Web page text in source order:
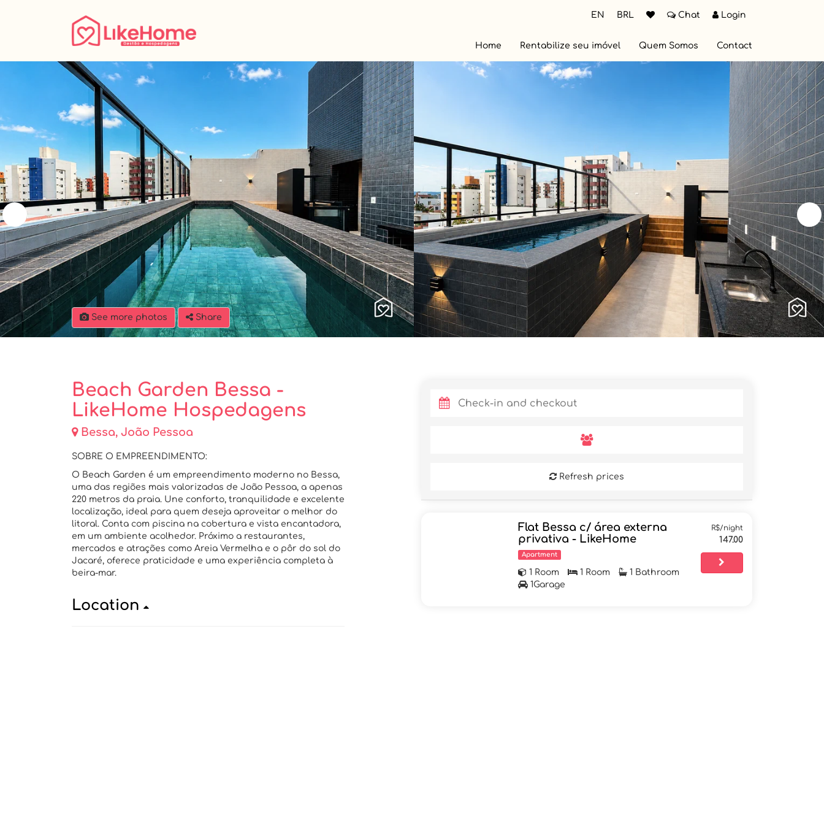
EN BRL Chat Login
Home Rentabilize seu imóvel Quem Somos Contact
See more photos Share
Beach Garden Bessa -
LikeHome Hospedagens
Bessa, João Pessoa
SOBRE O EMPREENDIMENTO:
O Beach Garden é um empreendimento moderno no Bessa,
uma das regiões mais valorizadas de João Pessoa, a apenas
220 metros da praia. Une conforto, tranquilidade e excelente
localização, ideal para quem deseja aproveitar o melhor do
litoral. Conta com piscina na cobertura e vista encantadora,
em um ambiente acolhedor. Próximo a restaurantes,
mercados e atrações como Areia Vermelha e o pôr do sol do
Jacaré, oferece praticidade e uma experiência completa à
beira-mar.
Location
Refresh prices
Flat Bessa c/ área externa
privativa - LikeHome
Apartment
1 Room 1 Room
1 Bathroom
1Garage
R$/night
147.00